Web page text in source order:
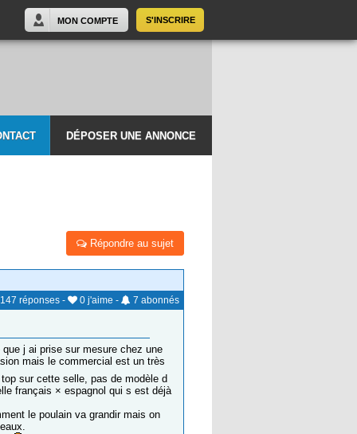
S'INSCRIRE
MON COMPTE
DÉPOSER UNE ANNONCE
Répondre au sujet
147 réponses - 0 j'aime - 7 abonnés
j ai prise sur mesure chez une
mais le commercial est un très
sur cette selle, pas de modèle d
français × espagnol qui s est déjà
le poulain va grandir mais on